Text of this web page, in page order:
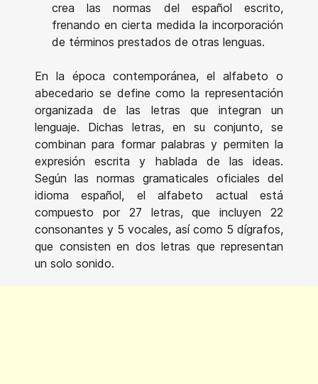
crea las normas del español escrito,
frenando en cierta medida la incorporación
de términos prestados de otras lenguas.
En la época contemporánea, el alfabeto o
abecedario se define como la representación
organizada de las letras que integran un
lenguaje. Dichas letras, en su conjunto, se
combinan para formar palabras y permiten la
expresión escrita y hablada de las ideas.
Según las normas gramaticales oficiales del
idioma español, el alfabeto actual está
compuesto por 27 letras, que incluyen 22
consonantes y 5 vocales, así como 5 dígrafos,
que consisten en dos letras que representan
un solo sonido.